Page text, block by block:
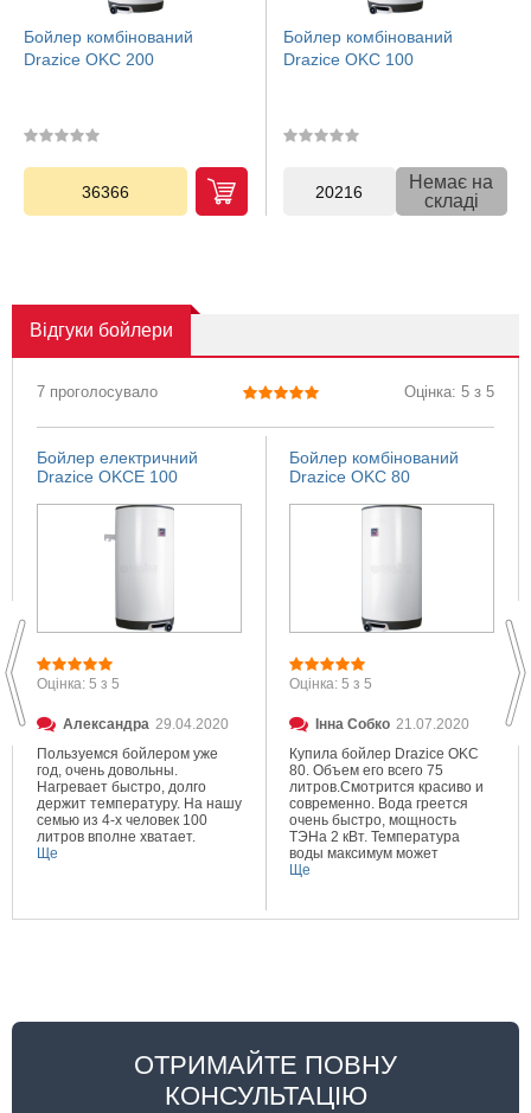
Бойлер комбінований
Drazice OKC 200
36366
Бойлер комбінований
Drazice OKC 100
20216
Немає на
складі
Відгуки бойлери
7 проголосувало Оцінка: 5 з 5
Бойлер електричний
Drazice OKCE 100
Оцінка: 5 з 5
Александра 29.04.2020
Пользуемся бойлером уже
год, очень довольны.
Нагревает быстро, долго
держит температуру. На нашу
семью из 4-х человек 100
литров вполне хватает.
Ще
Бойлер комбінований
Drazice OKC 80
Оцінка: 5 з 5
Інна Собко 21.07.2020
Купила бойлер Drazice OKC
80. Объем его всего 75
литров.Смотрится красиво и
современно. Вода греется
очень быстро, мощность
ТЭНа 2 кВт. Температура
воды максимум может
составлять 80 градусов.
Ще
ОТРИМАЙТЕ ПОВНУ
КОНСУЛЬТАЦІЮ